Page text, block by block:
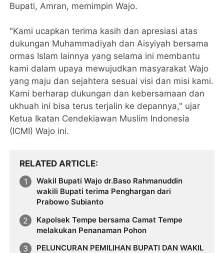
Bupati, Amran, memimpin Wajo.
"Kami ucapkan terima kasih dan apresiasi atas
dukungan Muhammadiyah dan Aisyiyah bersama
ormas Islam lainnya yang selama ini membantu
kami dalam upaya mewujudkan masyarakat Wajo
yang maju dan sejahtera sesuai visi dan misi kami.
Kami berharap dukungan dan kebersamaan dan
ukhuah ini bisa terus terjalin ke depannya," ujar
Ketua Ikatan Cendekiawan Muslim Indonesia
(ICMI) Wajo ini.
RELATED ARTICLE
Wakil Bupati Wajo dr.Baso Rahmanuddin
wakili Bupati terima Penghargan dari
Prabowo Subianto
Kapolsek Tempe bersama Camat Tempe
melakukan Penanaman Pohon
PELUNCURAN PEMILIHAN BUPATI DAN WAKIL